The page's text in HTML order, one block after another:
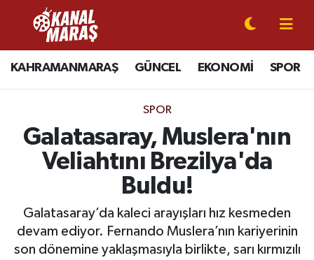
KAHRAMANMARAŞ GÜNCEL EKONOMİ SPOR
SPOR
Galatasaray, Muslera'nın
Veliahtını Brezilya'da
Buldu!
Galatasaray’da kaleci arayışları hız kesmeden
devam ediyor. Fernando Muslera’nın kariyerinin
son dönemine yaklaşmasıyla birlikte, sarı kırmızılı
CANLI YAYIN
KAHRAMANMARAŞ
SPOR
EKONOMİ
Kahramanmaraş Nöbetçi Eczaneler
Kahramanmaraş Hava Durumu
Kahramanmaraş Trafik Yoğunluk Haritası
Süper Lig Puan Durumu ve Fikstür
Tüm Manşetler